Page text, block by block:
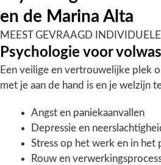
en de Marina Alta
MEEST GEVRAAGD
Psychologie voor
Een veilige en vertrouwelijke plek
met je aan de hand is en je welzijn
Angst en paniekaanvallen
Depressie en
Stress op het werk en in het
Rouw en